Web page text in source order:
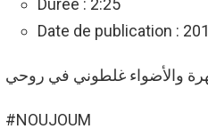
Date de publication :
#NOUJOUM